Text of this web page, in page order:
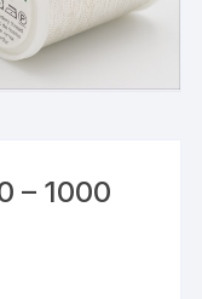
– 1000